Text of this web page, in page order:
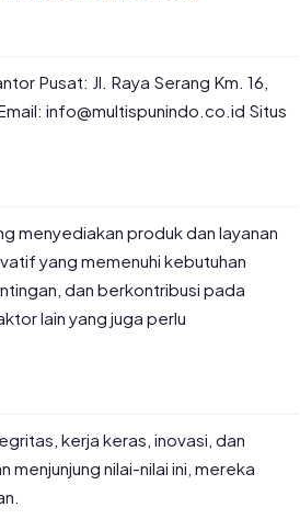
Pusat: Jl. Raya Serang Km. 16,
info@multispunindo.co.id Situs
menyediakan produk dan layanan
yang memenuhi kebutuhan
dan berkontribusi pada
lain yang juga perlu
kerja keras, inovasi, dan
nilai-nilai ini, mereka